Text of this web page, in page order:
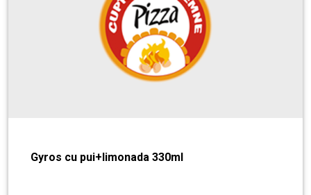
Gyros cu pui+limonada 330ml